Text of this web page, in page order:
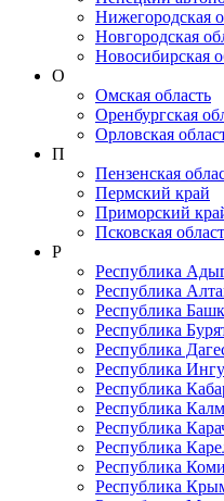
Нижегородская
Новгородская
Новосибирская
О
Омская область
Оренбургская
Орловская
П
Пензенская
Пермский край
Приморский
Псковская
Р
Республика
Республика
Республика
Республика
Республика
Республика
Республика
Республика
Республика
Республика
Республика Коми
Республика